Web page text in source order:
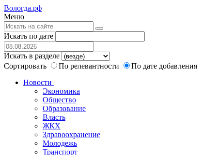
Вологда.рф
Меню
Искать по дате
Искать в разделе
Сортировать
По релевантности
По дате добавления
Новости
Экономика
Общество
Образование
Власть
ЖКХ
Здравоохранение
Молодежь
Транспорт